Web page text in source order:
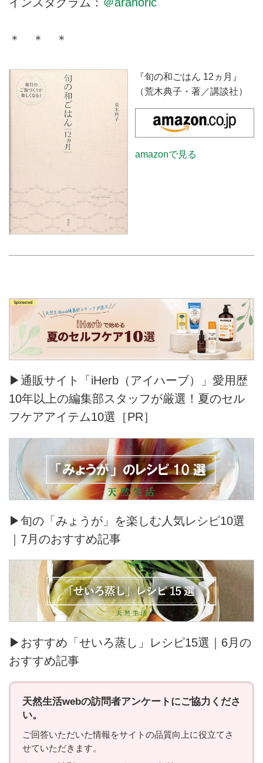
＊ ＊ ＊
『旬の和ごはん 12ヵ月』
（荒木典子・著／講談社）
amazonで見る
▶通販サイト「iHerb（アイハーブ）」愛用歴
10年以上の編集部スタッフが厳選！夏のセル
フケアアイテム10選［PR］
▶旬の「みょうが」を楽しむ人気レシピ10選
｜7月のおすすめ記事
▶おすすめ「せいろ蒸し」レシピ15選｜6月の
おすすめ記事